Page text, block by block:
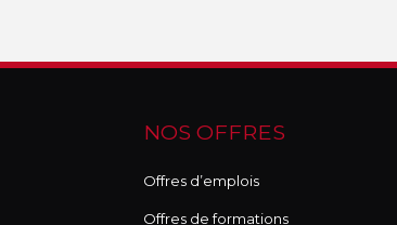
NOS OFFRES
Offres d’emplois
Offres de formations